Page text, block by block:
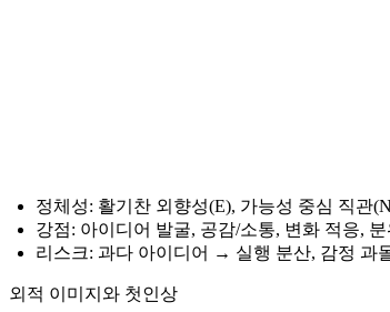
정체성: 활기찬 외향성(E), 가능성 중심 직관
강점: 아이디어 발굴, 공감/소통, 변화 적응,
리스크: 과다 아이디어 → 실행 분산, 감정 과
외적 이미지와 첫인상